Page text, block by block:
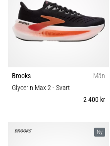
Brooks
Män
Glycerin Max 2- Svart
2 400 kr
Ny